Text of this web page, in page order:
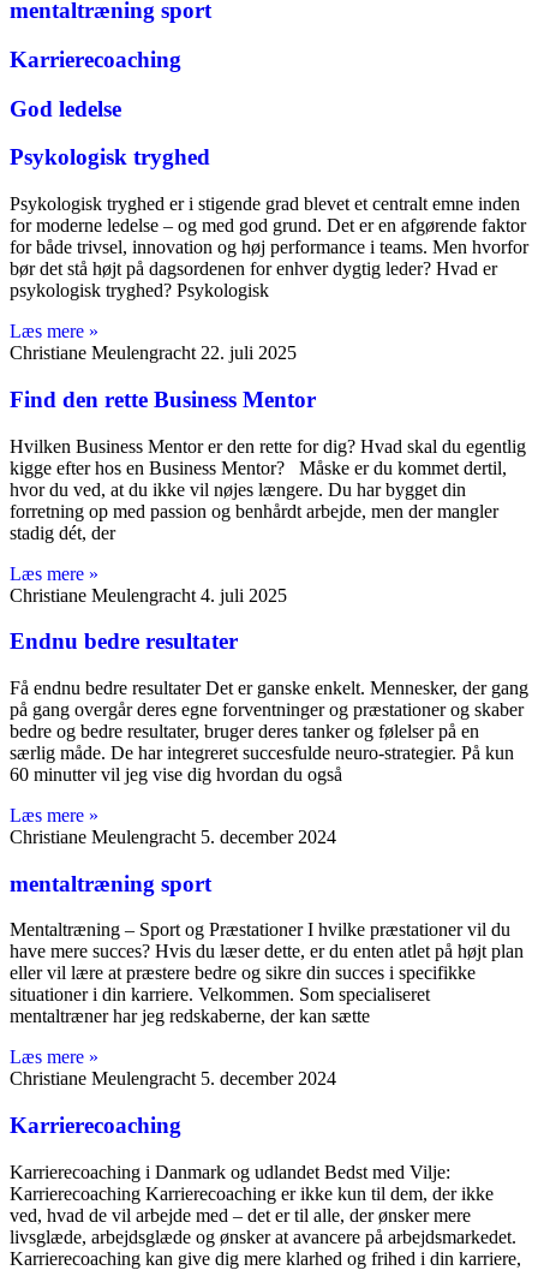
mentaltræning sport
Karrierecoaching
God ledelse
Psykologisk tryghed
Psykologisk tryghed er i stigende grad blevet et centralt emne inden
for moderne ledelse – og med god grund. Det er en afgørende faktor
for både trivsel, innovation og høj performance i teams. Men hvorfor
bør det stå højt på dagsordenen for enhver dygtig leder? Hvad er
psykologisk tryghed? Psykologisk
Læs mere »
Christiane Meulengracht 22. juli 2025
Find den rette Business Mentor
Hvilken Business Mentor er den rette for dig? Hvad skal du egentlig
kigge efter hos en Business Mentor? Måske er du kommet dertil,
hvor du ved, at du ikke vil nøjes længere. Du har bygget din
forretning op med passion og benhårdt arbejde, men der mangler
stadig dét, der
Læs mere »
Christiane Meulengracht 4. juli 2025
Endnu bedre resultater
Få endnu bedre resultater Det er ganske enkelt. Mennesker, der gang
på gang overgår deres egne forventninger og præstationer og skaber
bedre og bedre resultater, bruger deres tanker og følelser på en
særlig måde. De har integreret succesfulde neuro-strategier. På kun
60 minutter vil jeg vise dig hvordan du også
Læs mere »
Christiane Meulengracht 5. december 2024
mentaltræning sport
Mentaltræning – Sport og Præstationer I hvilke præstationer vil du
have mere succes? Hvis du læser dette, er du enten atlet på højt plan
eller vil lære at præstere bedre og sikre din succes i specifikke
situationer i din karriere. Velkommen. Som specialiseret
mentaltræner har jeg redskaberne, der kan sætte
Læs mere »
Christiane Meulengracht 5. december 2024
Karrierecoaching
Karrierecoaching i Danmark og udlandet Bedst med Vilje:
Karrierecoaching Karrierecoaching er ikke kun til dem, der ikke
ved, hvad de vil arbejde med – det er til alle, der ønsker mere
livsglæde, arbejdsglæde og ønsker at avancere på arbejdsmarkedet.
Karrierecoaching kan give dig mere klarhed og frihed i din karriere,